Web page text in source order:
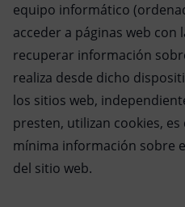
equipo informático
acceder a páginas web con
recuperar información
realiza desde dicho
los sitios web,
presten, utilizan cookies,
mínima información sobre
del sitio web.